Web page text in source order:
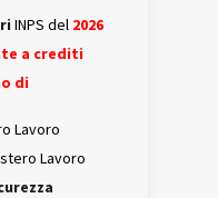
INPS del 2026
a crediti
di
Lavoro
Lavoro